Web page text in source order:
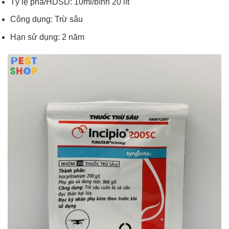
Công dụng: Trừ sâu
Hạn sử dụng: 2 năm